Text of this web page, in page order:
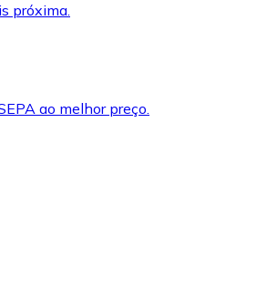
próxima.
ao melhor preço.